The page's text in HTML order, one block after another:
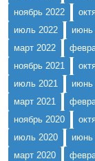
ноябрь 2022
июль 2022
июнь
март 2022
ноябрь 2021
июль 2021
июнь
март 2021
ноябрь 2020
июль 2020
июнь
март 2020